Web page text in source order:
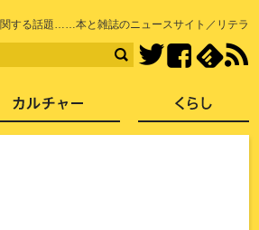
する話題……本と雑誌のニュースサイト／リテラ
TwitterFacebook
社会